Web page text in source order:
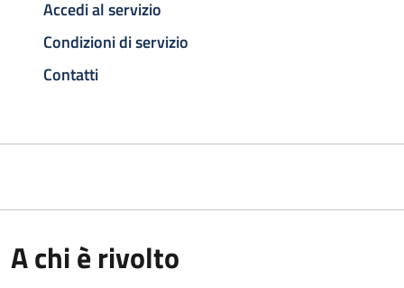
Accedi al servizio
Condizioni di servizio
Contatti
A chi è rivolto